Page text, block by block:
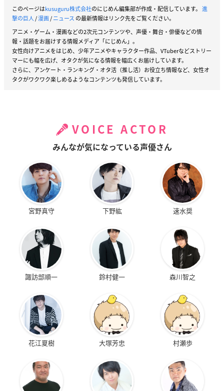
このページはkusuguru株式会社のにじめん編集部が作成・配信しています。 進
撃の巨人/漫画/ニュース の最新情報はリンク先をご覧ください。
アニメ・ゲーム・漫画などの2次元コンテンツや、声優・舞台・俳優などの情
報・話題をお届けする情報メディア「にじめん」。
女性向けアニメをはじめ、少年アニメやキャラクター作品、VTuberなどストリー
マーにも幅を広げ、オタクが気になる情報を幅広くお届けしています。
さらに、アンケート・ランキング・オタ活（推し活）お役立ち情報など、女性オ
タクがワクワク楽しめるようなコンテンツも発信しています。
VOICE ACTOR
みんなが気になっている声優さん
宮野真守 下野紘 速水奨
諏訪部順一 鈴村健一 森川智之
花江夏樹 大塚芳忠 村瀬歩